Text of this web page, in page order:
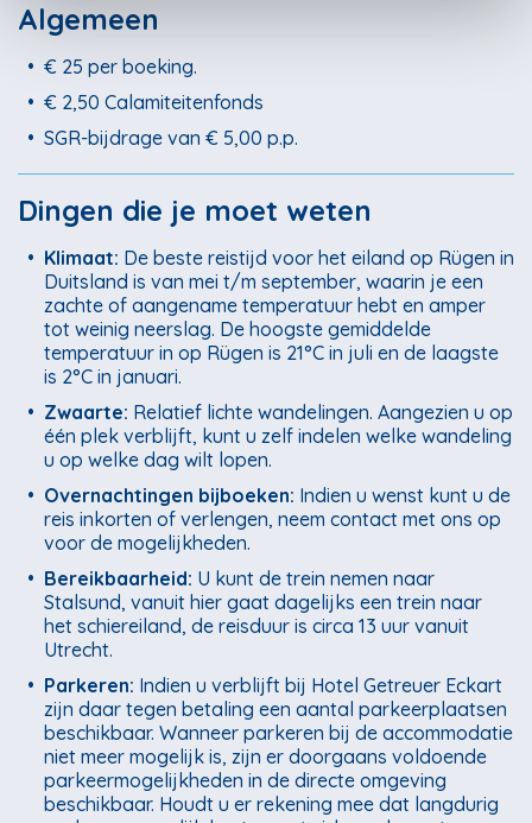
Algemeen
• € 25 per boeking.
• € 2,50 Calamiteitenfonds
• SGR-bijdrage van € 5,00 p.p.
Dingen die je moet weten
• Klimaat: De beste reistijd voor het eiland op Rügen in
Duitsland is van mei t/m september, waarin je een
zachte of aangename temperatuur hebt en amper
tot weinig neerslag. De hoogste gemiddelde
temperatuur in op Rügen is 21°C in juli en de laagste
is 2°C in januari.
• Zwaarte: Relatief lichte wandelingen. Aangezien u op
één plek verblijft, kunt u zelf indelen welke wandeling
u op welke dag wilt lopen.
• Overnachtingen bijboeken: Indien u wenst kunt u de
reis inkorten of verlengen, neem contact met ons op
voor de mogelijkheden.
• Bereikbaarheid: U kunt de trein nemen naar
Stalsund, vanuit hier gaat dagelijks een trein naar
het schiereiland, de reisduur is circa 13 uur vanuit
Utrecht.
• Parkeren: Indien u verblijft bij Hotel Getreuer Eckart
zijn daar tegen betaling een aantal parkeerplaatsen
beschikbaar. Wanneer parkeren bij de accommodatie
niet meer mogelijk is, zijn er doorgaans voldoende
parkeermogelijkheden in de directe omgeving
beschikbaar. Houdt u er rekening mee dat langdurig